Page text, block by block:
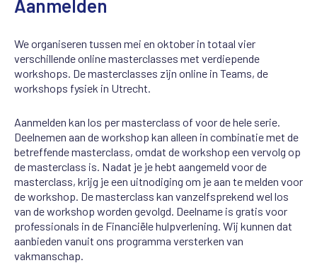
Aanmelden
We organiseren tussen mei en oktober in totaal vier
verschillende online masterclasses met verdiepende
workshops. De masterclasses zijn online in Teams, de
workshops fysiek in Utrecht.
Aanmelden kan los per masterclass of voor de hele serie.
Deelnemen aan de workshop kan alleen in combinatie met de
betreffende masterclass, omdat de workshop een vervolg op
de masterclass is. Nadat je je hebt aangemeld voor de
masterclass, krijg je een uitnodiging om je aan te melden voor
de workshop. De masterclass kan vanzelfsprekend wel los
van de workshop worden gevolgd. Deelname is gratis voor
professionals in de Financiële hulpverlening. Wij kunnen dat
aanbieden vanuit ons programma versterken van
vakmanschap.